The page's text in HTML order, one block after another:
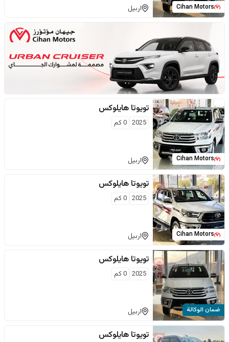
Cihan Motors اربيل
Cihan Motors
تويوتا هايلوكس
2025
0كم
اربيل
Cihan Motors
تويوتا هايلوكس
2025
0كم
اربيل
ضمان الوكالة
تويوتا هايلوكس
2025
0كم
اربيل
تويوتا هايلوكس